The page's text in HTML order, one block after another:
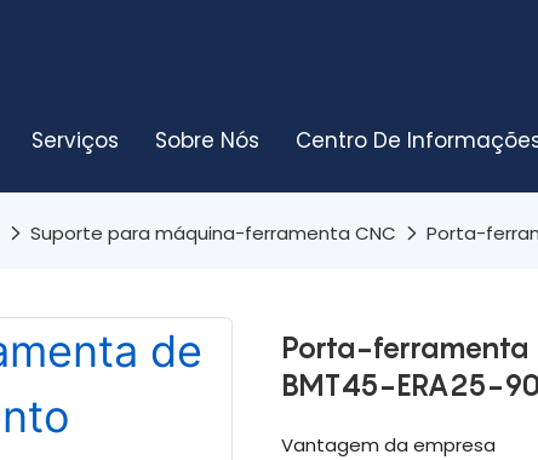
Serviços Sobre Nós Centro De
Suporte para máquina-ferramenta CNC Porta-
Porta-
BMT45-ERA25-
Vantagem da empresa